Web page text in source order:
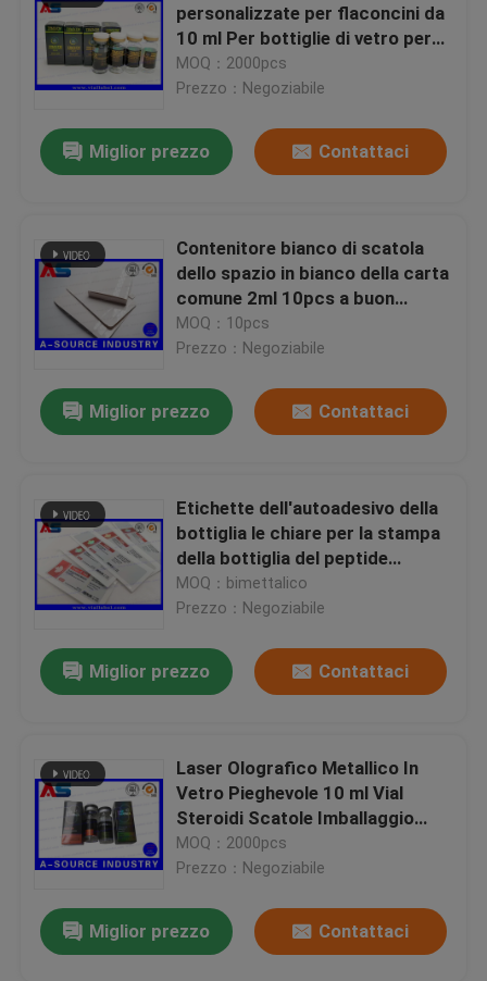
Casa
Prodotti
personalizzate per flaconcini da
10 ml Per bottiglie di vetro per
medicinali con imballaggio
peptidico
MOQ：2000pcs
Prezzo：Negoziabile
Miglior prezzo Contattaci
Contenitore bianco di scatola
dello spazio in bianco della carta
comune 2ml 10pcs a buon
mercato per le fiale 10ml con i
vassoi di plastica dentro,
MOQ：10pcs
Prezzo：Negoziabile
Miglior prezzo Contattaci
Etichette dell'autoadesivo della
bottiglia le chiare per la stampa
della bottiglia del peptide
identifica le etichette della fiala
10ml piccole etichette della
MOQ：bimettalico
Prezzo：Negoziabile
Miglior prezzo Contattaci
Laser Olografico Metallico In
Vetro Pieghevole 10 ml Vial
Steroidi Scatole Imballaggio
Scatole Farmaceutiche
Etichetta
MOQ：2000pcs
Prezzo：Negoziabile
Miglior prezzo Contattaci